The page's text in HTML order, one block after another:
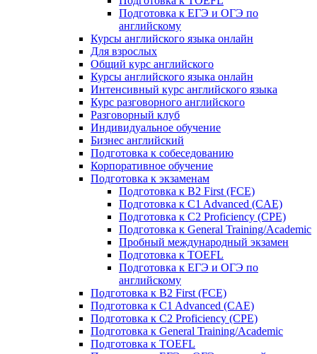
Подготовка к ЕГЭ и ОГЭ по
английскому
Курсы английского языка онлайн
Для взрослых
Общий курс английского
Курсы английского языка онлайн
Интенсивный курс английского языка
Курс разговорного английского
Разговорный клуб
Индивидуальное обучение
Бизнес английский
Подготовка к собеседованию
Корпоративное обучение
Подготовка к экзаменам
Подготовка к B2 First (FCE)
Подготовка к C1 Advanced (CAE)
Подготовка к C2 Proficiency (CPE)
Подготовка к General Training/Academic
Пробный международный экзамен
Подготовка к TOEFL
Подготовка к ЕГЭ и ОГЭ по
английскому
Подготовка к B2 First (FCE)
Подготовка к C1 Advanced (CAE)
Подготовка к C2 Proficiency (CPE)
Подготовка к General Training/Academic
Подготовка к TOEFL